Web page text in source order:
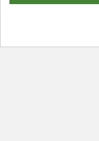
Τρόποι πληρωμής